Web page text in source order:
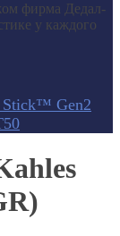
фирма Дедал-
у каждого
Stick™ Gen2